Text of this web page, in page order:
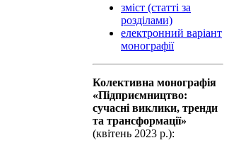
зміст (статті за
розділами)
електронний варіант
монографії
Колективна монографiя
«Підприємництво:
сучасні виклики, тренди
та трансформації»
(квiтень 2023 р.):